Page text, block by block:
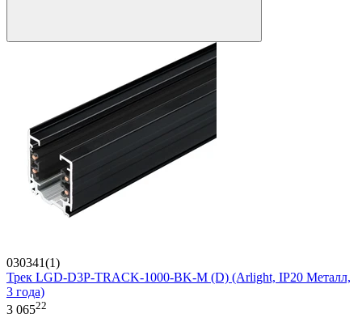
030341(1)
Трек LGD-D3P-TRACK-1000-BK-M (D) (Arlight, IP20 Металл,
3 года)
3 06522